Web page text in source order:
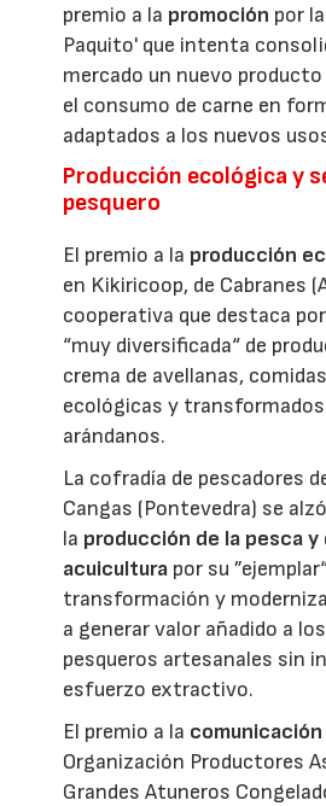
premio a la promoción por
Paquito' que intenta
mercado un nuevo
el consumo de carne en
adaptados a los nuevos
Producción ecológica y
pesquero
El premio a la producción
en Kikiricoop, de Cabranes
cooperativa que destaca
“muy diversificada“ de
crema de avellanas,
ecológicas y
arándanos.
La cofradía de pescadores
Cangas (Pontevedra) se
la producción de la pesca y
acuicultura por su
transformación y
a generar valor añadido a
pesqueros artesanales sin
esfuerzo extractivo.
El premio a la comunicación
Organización Productores
Grandes Atuneros